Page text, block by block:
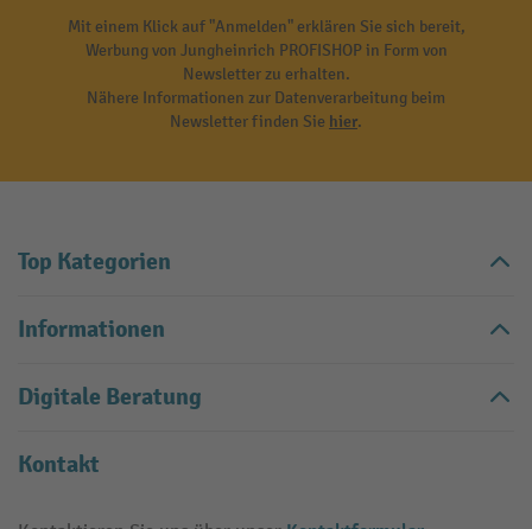
Mit einem Klick auf "Anmelden" erklären Sie sich bereit,
Werbung von Jungheinrich PROFISHOP in Form von
Newsletter zu erhalten.
Nähere Informationen zur Datenverarbeitung beim
Newsletter finden Sie hier.
Top Kategorien
Informationen
Digitale Beratung
Kontakt